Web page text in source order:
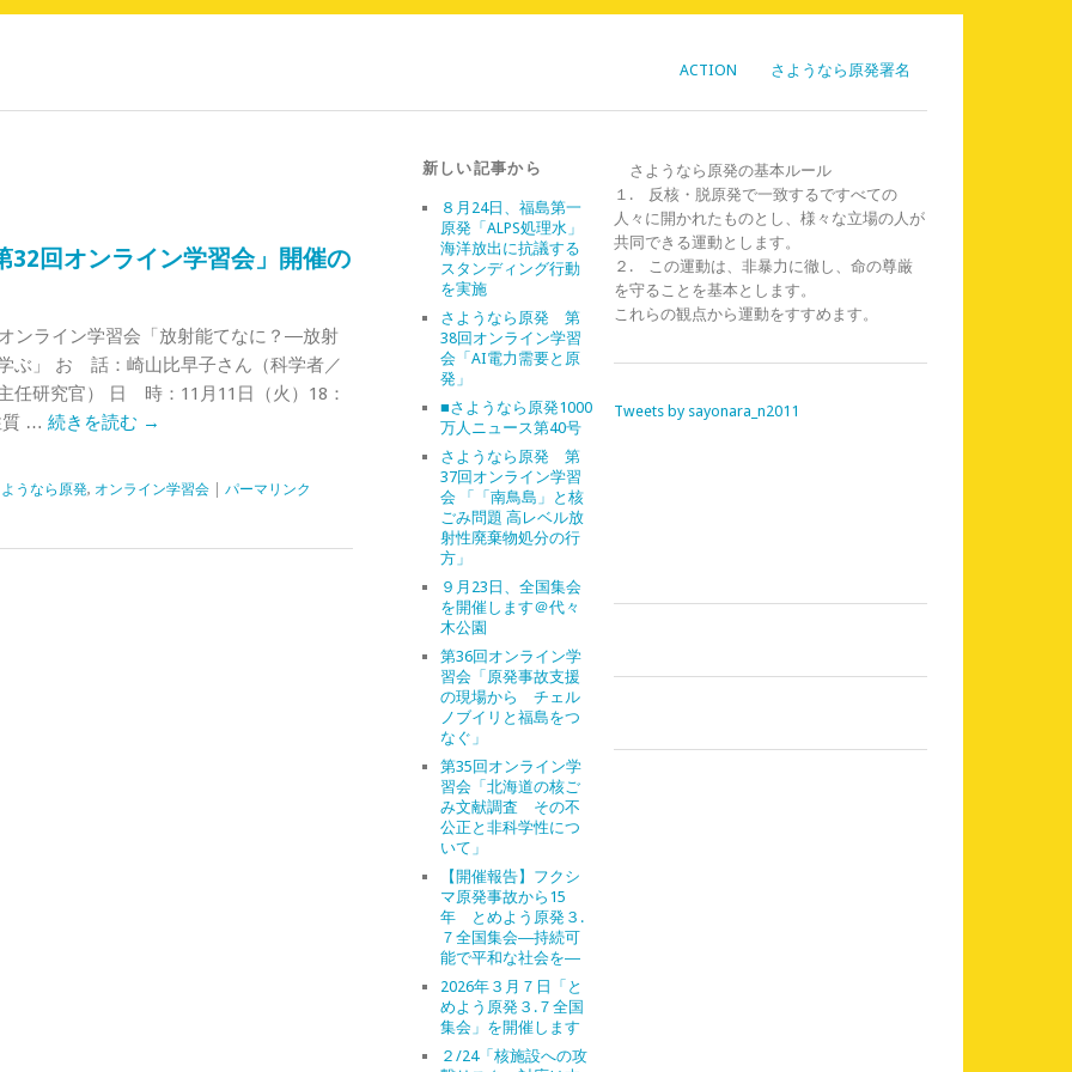
ACTION さようなら原発署名
32回オンライン学習会」開催の
ンライン学習会「放射能てなに？―放射
ぶ」 お 話：崎山比早子さん（科学者／
任研究官） 日 時：11月11日（火）18：
質 … 続きを読む →
うなら原発, オンライン学習会| パーマリンク
新しい記事から
８月24日、福島第一
原発「ALPS処理水」
海洋放出に抗議する
スタンディング行動
を実施
さようなら原発 第
38回オンライン学習
会「AI電力需要と原
発」
■さようなら原発1000
万人ニュース第40号
さようなら原発 第
37回オンライン学習
会 「「南鳥島」と核
ごみ問題 高レベル放
射性廃棄物処分の行
方」
９月23日、全国集会
を開催します＠代々
木公園
第36回オンライン学
習会「原発事故支援
の現場から チェル
ノブイリと福島をつ
なぐ」
第35回オンライン学
習会「北海道の核ご
み文献調査 その不
公正と非科学性につ
いて」
【開催報告】フクシ
マ原発事故から15
年 とめよう原発３.
７全国集会―持続可
能で平和な社会を―
2026年３月７日「と
めよう原発３.７全国
集会」を開催します
２/24「核施設への攻
さようなら原発の基本ルール
１. 反核・脱原発で一致するですべての
人々に開かれたものとし、様々な立場の人が
共同できる運動とします。
２. この運動は、非暴力に徹し、命の尊厳
を守ることを基本とします。
これらの観点から運動をすすめます。
Tweets by sayonara_n2011